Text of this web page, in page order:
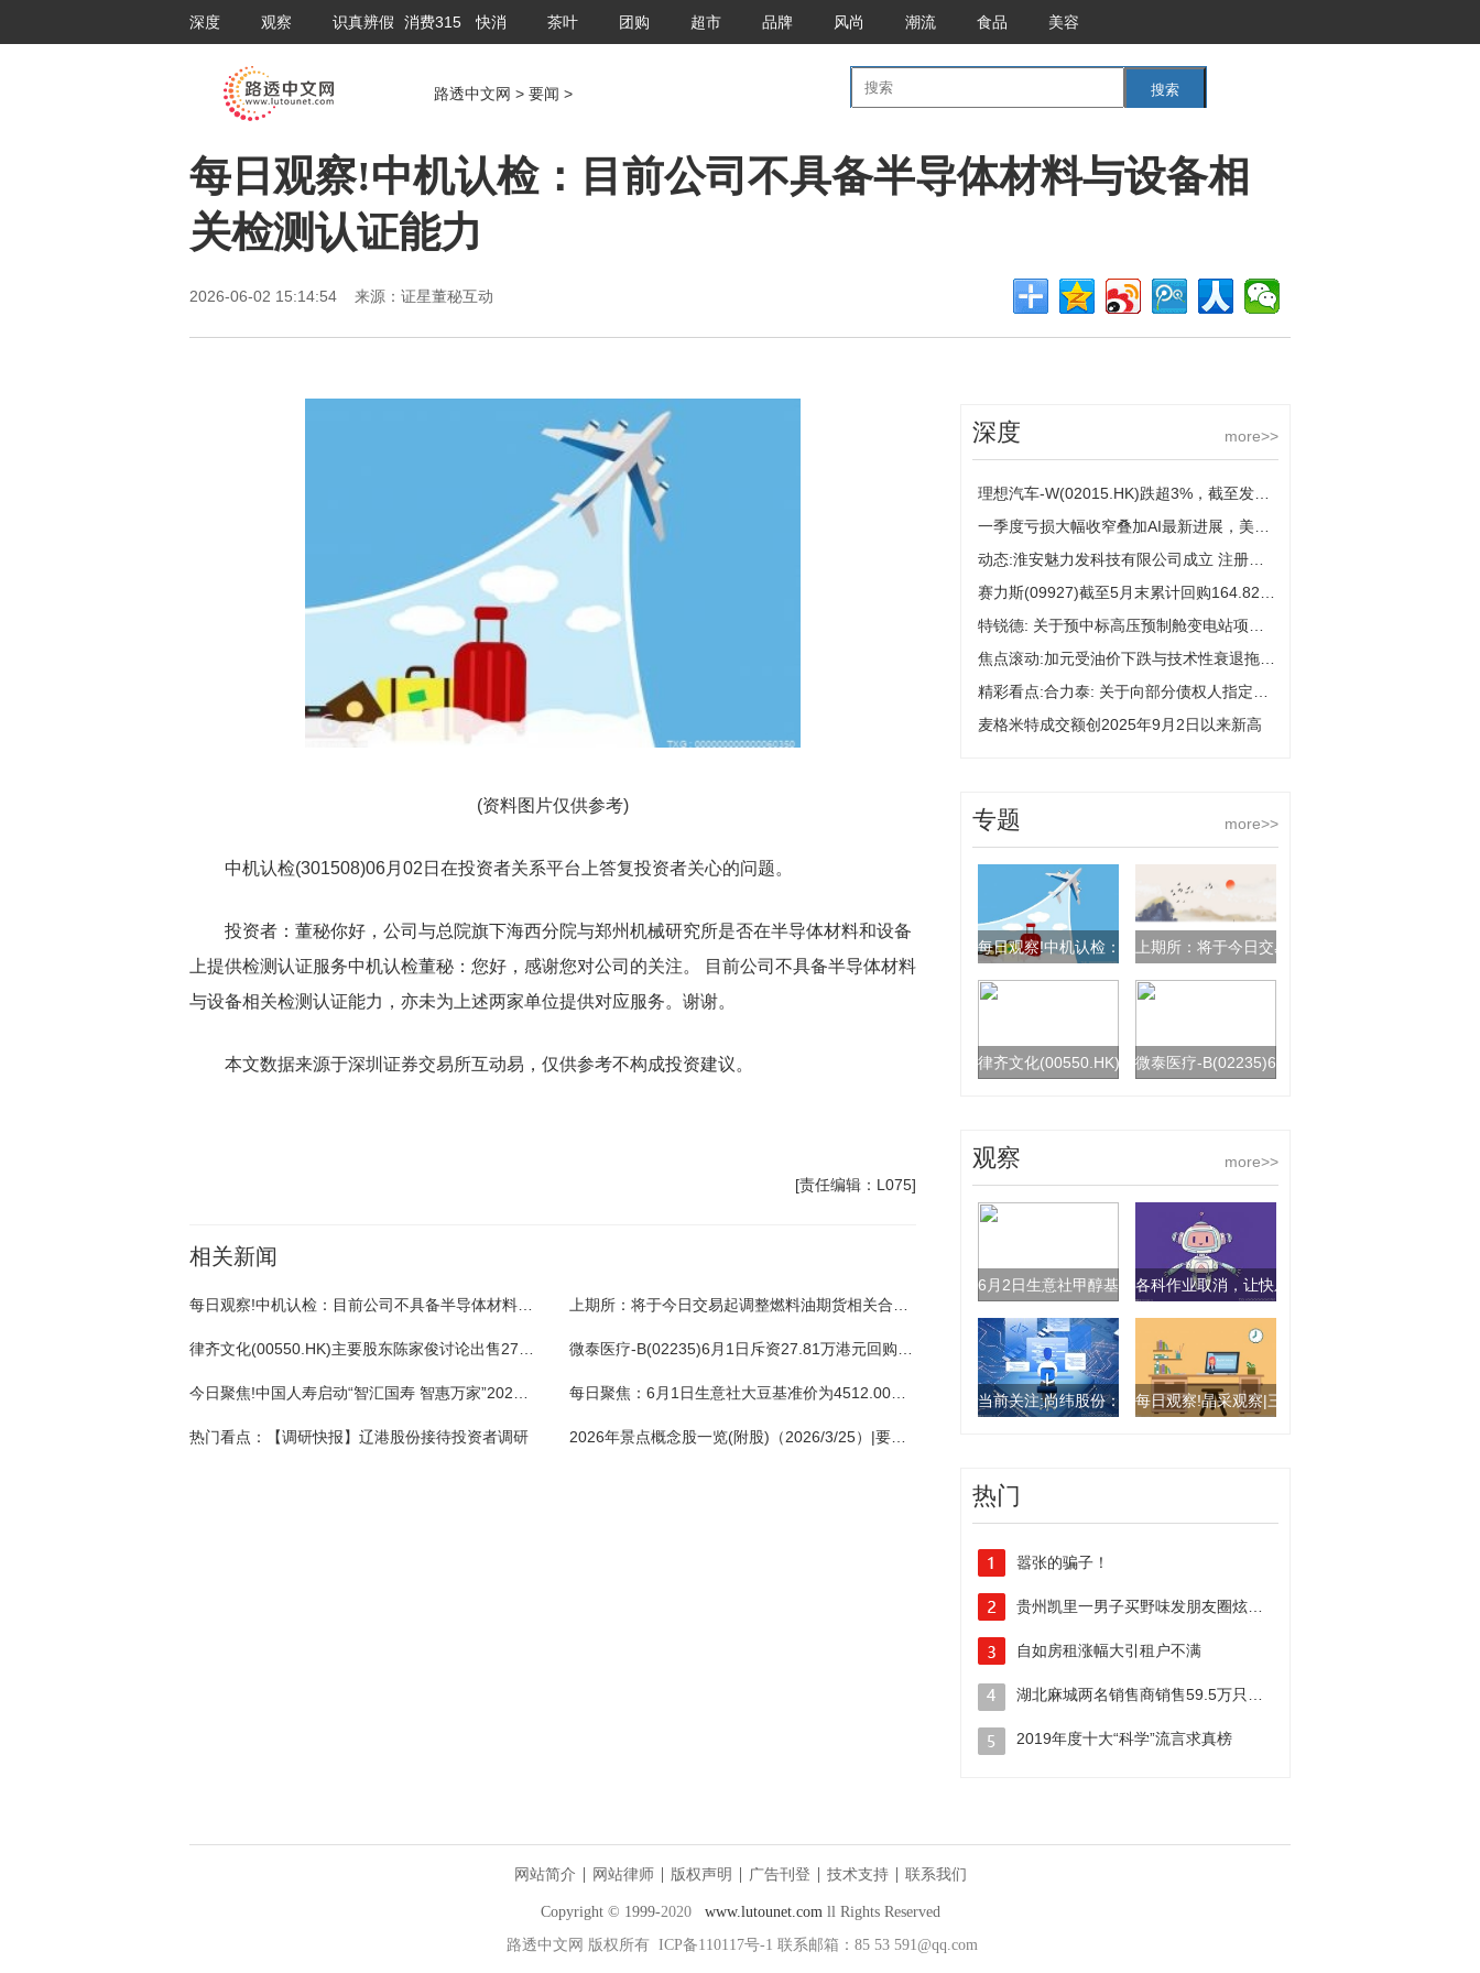
深度 观察 识真辨假 消费315 快消 茶叶 团购 超市 品牌 风尚 潮流 食品 美容
路透中文网 > 要闻 > 搜索
每日观察!中机认检：目前公司不具备半导体材料与设备相
关检测认证能力
2026-06-02 15:14:54 来源：证星董秘互动
(资料图片仅供参考)
中机认检(301508)06月02日在投资者关系平台上答复投资者关心的问题。
投资者：董秘你好，公司与总院旗下海西分院与郑州机械研究所是否在半导体材料和设备
上提供检测认证服务中机认检董秘：您好，感谢您对公司的关注。 目前公司不具备半导体材料
与设备相关检测认证能力，亦未为上述两家单位提供对应服务。谢谢。
本文数据来源于深圳证券交易所互动易，仅供参考不构成投资建议。
[责任编辑：L075]
相关新闻
每日观察!中机认检：目前公司不具备半导体材料与设备相关检测认证能力 上期所：将于今日交易起调整燃料油期货相关合约交易限额|播报
律齐文化(00550.HK)主要股东陈家俊讨论出售27.01%股权 董事会澄清无内幕消息 当前焦点 微泰医疗-B(02235)6月1日斥资27.81万港元回购3.76万股
今日聚焦!中国人寿启动“智汇国寿 智惠万家”2026年客户节主题活动 每日聚焦：6月1日生意社大豆基准价为4512.00元/吨
热门看点：【调研快报】辽港股份接待投资者调研 2026年景点概念股一览(附股)（2026/3/25）|要闻速递
more>>
深度
麦格米特成交额创2025年9月2日以来新高
more>>
专题
每日观察!中机认检：目前公司不具备半导体材料与设备相关检测认证能力
上期所：将于今日交易起调整燃料油期货相关合
律齐文化(00550.HK)主要股东陈家俊讨论出售27.01%股权 董事会澄清无
微泰医疗-B(02235)6月1日斥资27.81万港元回购
more>>
观察
6月2日生意社甲醇基准价为3160.00元/吨 热文
各科作业取消，让快乐翻倍！
当前关注:尚纬股份：拟将证券简称变更为“福华尚纬”
每日观察!晶采观察|三大关键点！未来5年，你的城
热门
嚣张的骗子！
电信诈骗黑手伸向线上新学期
自如房租涨幅大引租户不满
二房东”吃相真难看！
2019年度十大“科学”流言求真榜
网站简介 网站律师 版权声明 广告刊登 技术支持 联系我们
Copyright © 1999-2020 www.lutounet.com ll Rights Reserved
路透中文网 版权所有 ICP备110117号-1 联系邮箱：85 53 591@qq.com